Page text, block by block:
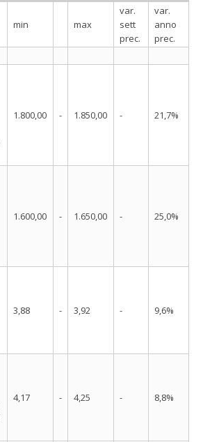
min max
var.
sett
prec.
var.
anno
prec.
1.800,00 - 1.850,00 - 21,7%
1.600,00 - 1.650,00 - 25,0%
3,88 - 3,92 - 9,6%
4,17 - 4,25 - 8,8%